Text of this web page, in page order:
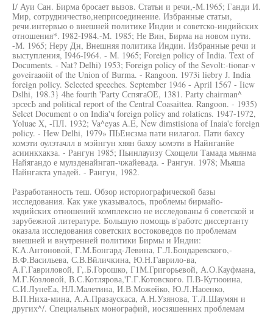
I/ Ауи Сан. Бирма бросает вызов. Статьи и речи,-М.1965; Ганди И.
Мир, сотрудничество,неприсоединение. Избранные статьи,
речи.интервью о внешней политике Индии и советско-индийских
отношения*. I982-I984.-M. 1985; Не Вин, Бирма на новом пути.
-М. 1965; Неру Дн, Внешняя политика Индии. Избранные речи и
выступления, I946-I964. - М. 1965; Foreign policy of India. Text of
Documents. - Nat? Delhi) 1953; Foreign policy of the Sevolt:-tionar-v
goveiraaoiit of the Union of Burma. - Rangoon. 1973i liebry J. India
foreign policy. Selected speeches. September 1946 - April 1567 - Iicw
Dslhi, 198.3} 4he fourth 'Party СспягаОЕ, 1381. Party chairman^
зрсесЬ and political report of the Central Coasaittea. Rangoon. - 1935)
Selcet Document о on India'ч foreign policy and rolaticns. 1947-1972,
Yoluae X, -ПЛ. 1932; Va^eyas A.E, New dimstisiona of Inaia'c foreign
policy. - Hew Delhi, 1979» ПЬЕнсзма пати нилагол. Пати бахсу
комэти оулэтачлл в мэйнгун хяян бахоу ьомэти в Найнганйе
асиинкхакза. - Рангун 1985; Пьинлауизу Схощели Тамада мьянма
Найягандо е мулзденайнгап-чжайевада. - Рангун. 1978; Мьяша
Найнгакта упадей. - Рангун, 1982.
Разработанность теш. Обзор историографической базы
исследования. Как уже указывалось, проблемы бирмайо-
кчдийских отношений комплексно не исследованы б советской и
зарубежной литературе. Большую помощь в'работс диссертанту
оказала исследования советских востоковедов по проблемам
внешней и внутренней политики Бирмы и Индии:
К.А.Антоновой, Г.М.Бонгард-Левина, Г.Л.Бондаревского,-
В.Ф.Васильева, С.В.Вйличкина, Ю.Н.Гаврило-ва,
А.Г.Гавриловой, Г,.Б.Горошко, Г1М.Григорьевой, А.О.Кауфмана,
М.Г.Козловой, В.С.Котлярова,'Г.Г.Котовского. П.В-Кутюоина,
С.И.ЛунеЕа, НЛ.Малетина, И.В.Можейко, Ю.Л.Наоенко,
В.П.Ниха-мина, А.А.Празаускаса, А.Н.Узянова, Т.Л.Шаумян и
других^/. Специальных монографий, иосзяшенннх проблемам